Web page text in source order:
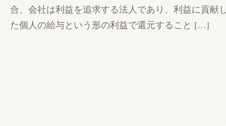
合、会社は利益を追求する法人であり、利益に貢献
た個人の給与という形の利益で還元すること […]